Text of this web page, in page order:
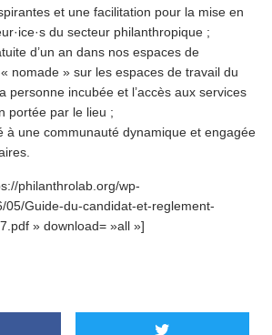
et une facilitation pour la mise en
du secteur philanthropique ;
d’un an dans nos espaces de
nomade » sur les espaces de travail du
personne incubée et l’accès aux services
portée par le lieu ;
à une communauté dynamique et engagée
philanthrolab.org/wp-
05/Guide-du-candidat-et-reglement-
» download= »all »]